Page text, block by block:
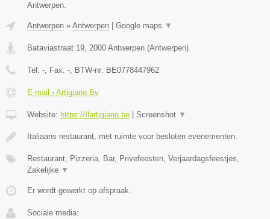
Antwerpen.
Antwerpen » Antwerpen Google maps ▼
Bataviastraat 19, 2000 Antwerpen (Antwerpen)
Tel: -, Fax: -, BTW-nr: BE0778447962
E-mail › Artigiano Bv
Website: https://Ilartigiano.be Screenshot ▼
Italiaans restaurant, met ruimte voor besloten evenementen.
Restaurant, Pizzeria, Bar, Privefeesten, Verjaardagsfeestjes,
Zakelijke ▼
Er wordt gewerkt op afspraak.
Sociale media: